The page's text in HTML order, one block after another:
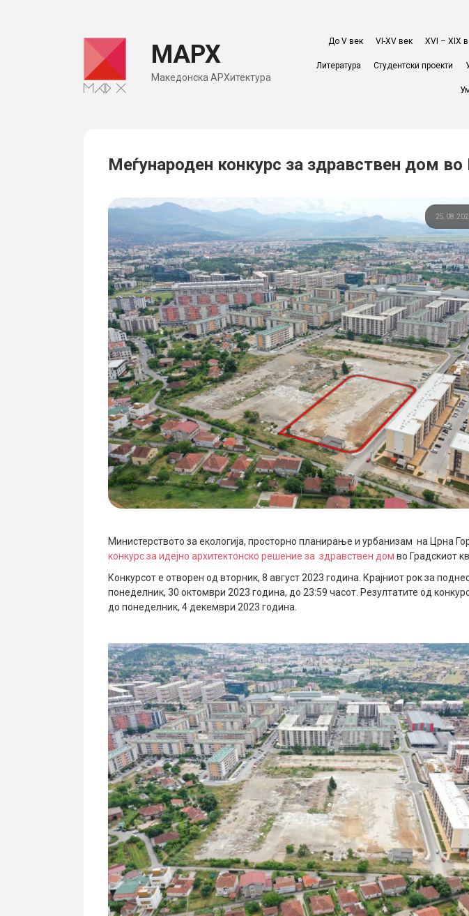
МАРХ
Македонска АРХитектура
До V век VI-XV век XVI – XIX
Литература Студентски проекти
Меѓународен конкурс за здравствен дом
Министерството за екологија, просторно планирање и урбанизам на Црна
конкурс за идејно архитектонско решение за здравствен дом во Градскиот
Конкурсот е отворен од вторник, 8 август 2023 година. Крајниот рок за
понеделник, 30 октомври 2023 година, до 23:59 часот. Резултатите од
до понеделник, 4 декември 2023 година.